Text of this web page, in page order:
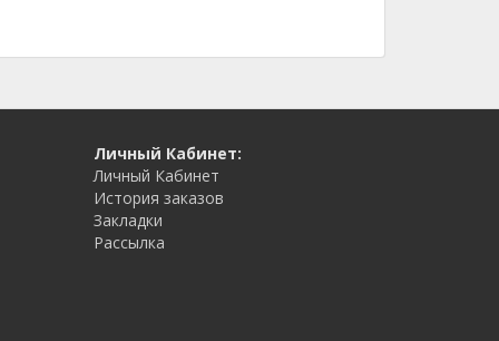
Личный Кабинет:
Личный Кабинет
История заказов
Закладки
Рассылка